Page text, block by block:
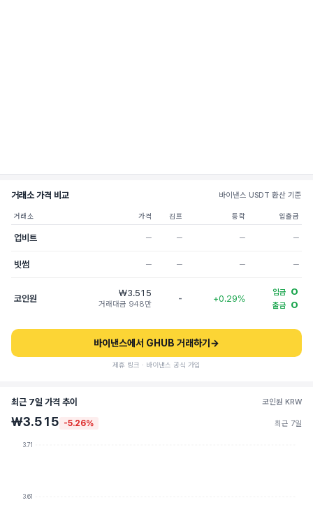
거래소 가격 비교 바이낸스 USDT 환산 기준
거래소 가격 김프 등락 입출금
업비트 ─ ─ ─ ─
빗썸 ─ ─ ─ ─
코인원
₩3.515
거래대금 948만
- +0.29%
입금 O
출금 O
바이낸스에서 GHUB 거래하기 →
제휴 링크 · 바이낸스 공식 가입
최근 7일 가격 추이 코인원 KRW
₩3.515 -5.26% 최근 7일
3.71
3.61